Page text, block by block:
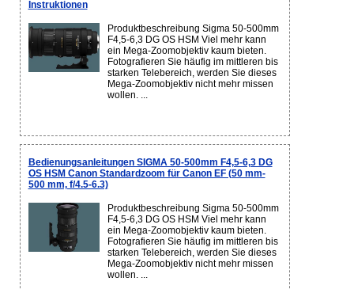
Instruktionen
Produktbeschreibung Sigma 50-500mm
F4,5-6,3 DG OS HSM Viel mehr kann
ein Mega-Zoomobjektiv kaum bieten.
Fotografieren Sie häufig im mittleren bis
starken Telebereich, werden Sie dieses
Mega-Zoomobjektiv nicht mehr missen
wollen. ...
Bedienungsanleitungen SIGMA 50-500mm F4,5-6,3 DG
OS HSM Canon Standardzoom für Canon EF (50 mm-
500 mm, f/4.5-6.3)
Produktbeschreibung Sigma 50-500mm
F4,5-6,3 DG OS HSM Viel mehr kann
ein Mega-Zoomobjektiv kaum bieten.
Fotografieren Sie häufig im mittleren bis
starken Telebereich, werden Sie dieses
Mega-Zoomobjektiv nicht mehr missen
wollen. ...